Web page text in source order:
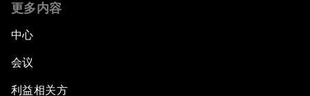
更多内容
中心
会议
利益相关方